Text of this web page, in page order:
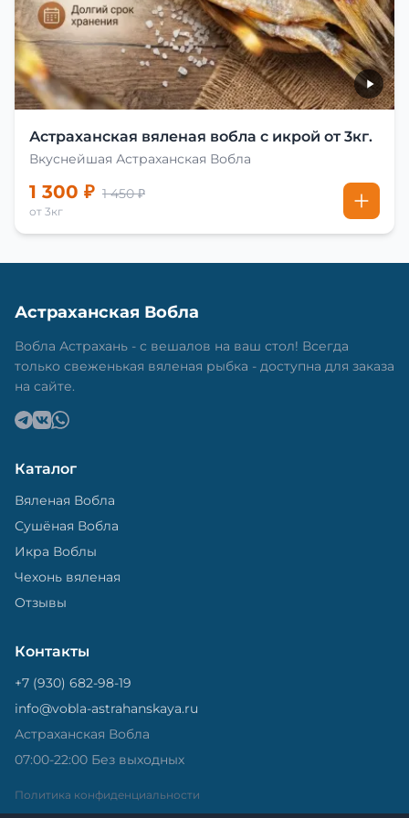
Астраханская вяленая вобла с икрой от 3кг.
Вкуснейшая Астраханская Вобла
1 300 ₽ 1 450 ₽
от 3кг
Астраханская Вобла
Вобла Астрахань - с вешалов на ваш стол! Всегда
только свеженькая вяленая рыбка - доступна для заказа
на сайте.
Каталог
Вяленая Вобла
Сушёная Вобла
Икра Воблы
Чехонь вяленая
Отзывы
Контакты
+7 (930) 682-98-19
info@vobla-astrahanskaya.ru
Астраханская Вобла
07:00-22:00 Без выходных
Политика конфиденциальности